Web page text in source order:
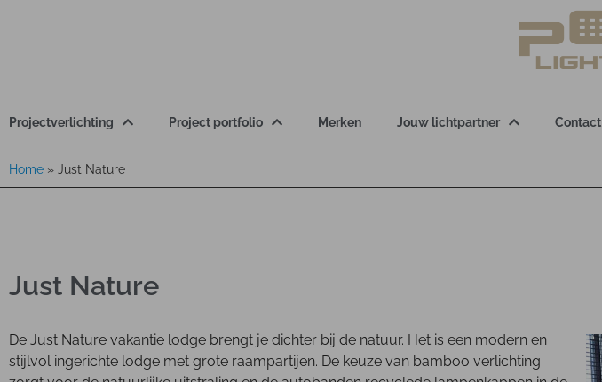
Projectverlichting Project portfolio Merken Jouw lichtpartner Contact
Home » Just Nature
Just Nature
De Just Nature vakantie lodge brengt je dichter bij de natuur. Het is een modern en
stijlvol ingerichte lodge met grote raampartijen. De keuze van bamboo verlichting